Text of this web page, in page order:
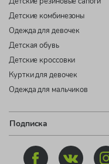
Детские комбинезоны
Одежда для девочек
Детская обувь
Детские кроссовки
Куртки для девочек
Одежда для мальчиков
Подписка